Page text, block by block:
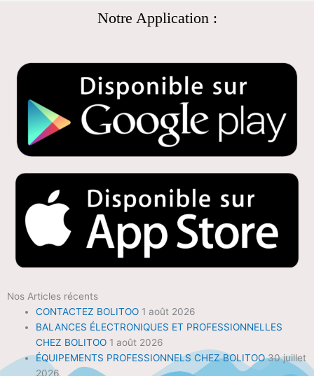
Notre Application :
Nos Articles récents
CONTACTEZ BOLITOO 1 août 2026
BALANCES ÉLECTRONIQUES ET PROFESSIONNELLES
CHEZ BOLITOO 1 août 2026
ÉQUIPEMENTS PROFESSIONNELS CHEZ BOLITOO 30 juillet
2026